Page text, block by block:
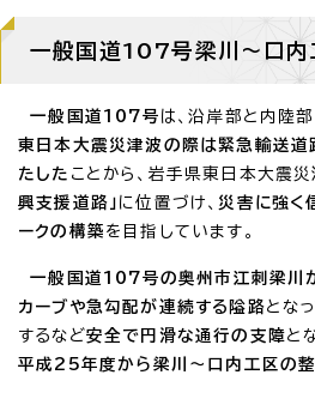
一般国道107号梁川～口内
一般国道107号 は、沿岸部と内陸
東日本大震災津波の際は緊急輸送道
たした ことから、岩手県東日本大震
興支援道路」 に位置づけ、 災害に強く
ークの構築 を目指しています。
一般国道107号の奥州市江刺梁川
カーブや急勾配が連続する隘路とな
するなど安全で円滑な通行の支障と
平成25年度から梁川～口内工区の